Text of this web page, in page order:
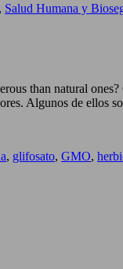
, Salud Humana y
than natural
Algunos de ellos
, glifosato, GMO,